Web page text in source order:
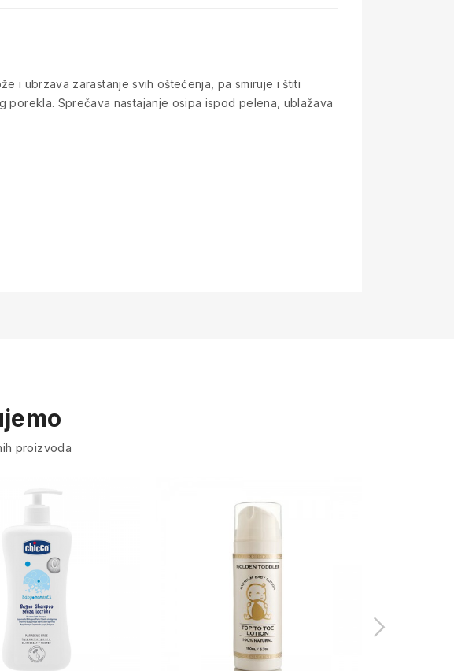
i ubrzava zarastanje svih oštećenja, pa smiruje i štiti
Sprečava nastajanje osipa ispod pelena, ublažava
proizvoda